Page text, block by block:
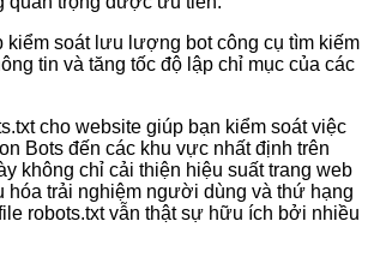
kiểm soát lưu lượng bot công cụ tìm kiếm
tin và tăng tốc độ lập chỉ mục của các
cho website giúp bạn kiểm soát việc
Bots đến các khu vực nhất định trên
không chỉ cải thiện hiệu suất trang web
hóa trải nghiệm người dùng và thứ hạng
robots.txt vẫn thật sự hữu ích bởi nhiều